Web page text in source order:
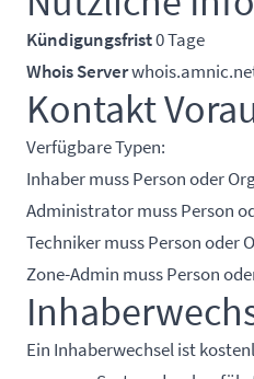
Kündigungsfrist0 Tage
Whois Server
Kontakt
Verfügbare Typen:
Inhaber muss Person oder
Administrator muss Person
Techniker muss Person oder
Zone-Admin muss Person
Ein Inhaberwechsel ist